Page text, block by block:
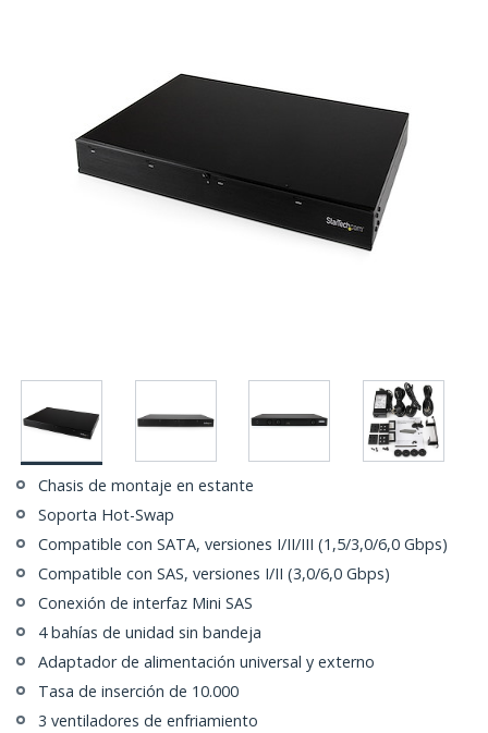
Chasis de montaje en estante
Soporta Hot-Swap
Compatible con SATA, versiones I/II/III (1,5/3,0/6,0 Gbps)
Compatible con SAS, versiones I/II (3,0/6,0 Gbps)
Conexión de interfaz Mini SAS
4 bahías de unidad sin bandeja
Adaptador de alimentación universal y externo
Tasa de inserción de 10.000
3 ventiladores de enfriamiento